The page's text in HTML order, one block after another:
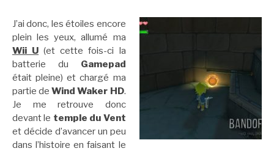
J’ai donc, les étoiles encore
plein les yeux, allumé ma
Wii U (et cette fois-ci la
batterie du Gamepad
était pleine) et chargé ma
partie deWind Waker HD.
Je me retrouve donc
devant le temple du Vent
et décide d’avancer un peu
dans l’histoire en faisant le